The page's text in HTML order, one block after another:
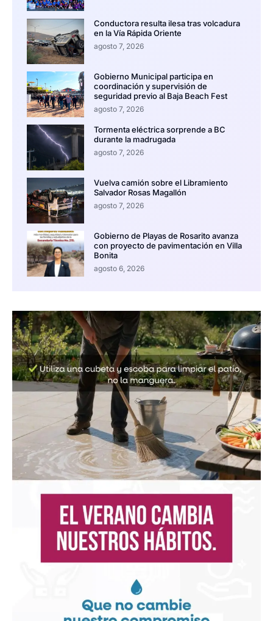
Conductora resulta ilesa tras volcadura
en la Vía Rápida Oriente
agosto 7, 2026
Gobierno Municipal participa en
coordinación y supervisión de
seguridad previo al Baja Beach Fest
agosto 7, 2026
Tormenta eléctrica sorprende a BC
durante la madrugada
agosto 7, 2026
Vuelva camión sobre el Libramiento
Salvador Rosas Magallón
agosto 7, 2026
Gobierno de Playas de Rosarito avanza
con proyecto de pavimentación en Villa
Bonita
agosto 6, 2026